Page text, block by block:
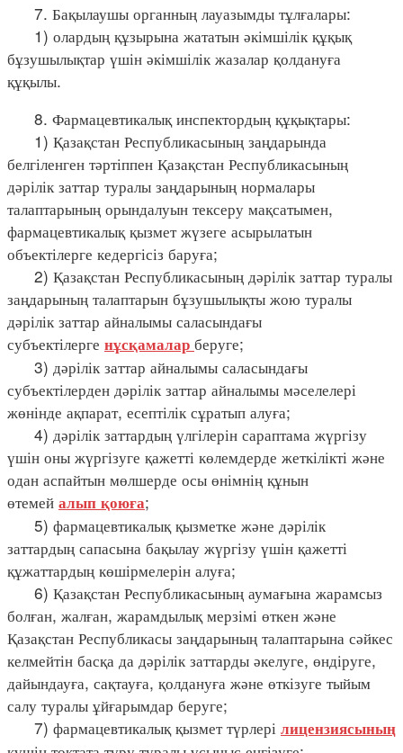
7. Бақылаушы органның лауазымды тұлғалары:
1) олардың құзырына жататын әкімшілік құқық
бұзушылықтар үшін әкімшілік жазалар қолдануға
құқылы.
8. Фармацевтикалық инспектордың құқықтары:
1) Қазақстан Республикасының заңдарында
белгіленген тәртіппен Қазақстан Республикасының
дәрілік заттар туралы заңдарының нормалары
талаптарының орындалуын тексеру мақсатымен,
фармацевтикалық қызмет жүзеге асырылатын
объектілерге кедергісіз баруға;
2) Қазақстан Республикасының дәрілік заттар туралы
заңдарының талаптарын бұзушылықты жою туралы
дәрілік заттар айналымы саласындағы
субъектілерге нұсқамалар беруге;
3) дәрілік заттар айналымы саласындағы
субъектілерден дәрілік заттар айналымы мәселелері
жөнінде ақпарат, есептілік сұратып алуға;
4) дәрілік заттардың үлгілерін сараптама жүргізу
үшін оны жүргізуге қажетті көлемдерде жеткілікті және
одан аспайтын мөлшерде осы өнімнің құнын
өтемей алып қоюға;
5) фармацевтикалық қызметке және дәрілік
заттардың сапасына бақылау жүргізу үшін қажетті
құжаттардың көшірмелерін алуға;
6) Қазақстан Республикасының аумағына жарамсыз
болған, жалған, жарамдылық мерзімі өткен және
Қазақстан Республикасы заңдарының талаптарына сәйкес
келмейтін басқа да дәрілік заттарды әкелуге, өндіруге,
дайындауға, сақтауға, қолдануға және өткізуге тыйым
салу туралы ұйғарымдар беруге;
7) фармацевтикалық қызмет түрлері лицензиясының